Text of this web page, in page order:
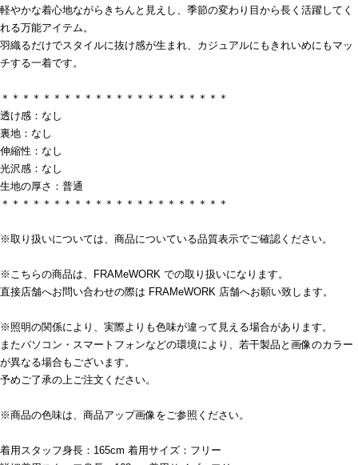
軽やかな着心地ながらきちんと見えし、季節の変わり目から長く活躍してく
れる万能アイテム。
羽織るだけでスタイルに抜け感が生まれ、カジュアルにもきれいめにもマッ
チする一着です。
＊＊＊＊＊＊＊＊＊＊＊＊＊＊＊＊＊＊＊＊＊＊
透け感：なし
裏地：なし
伸縮性：なし
光沢感：なし
生地の厚さ：普通
＊＊＊＊＊＊＊＊＊＊＊＊＊＊＊＊＊＊＊＊＊＊
※取り扱いについては、商品についている品質表示でご確認ください。
※こちらの商品は、FRAMeWORK での取り扱いになります。
直接店舗へお問い合わせの際は FRAMeWORK 店舗へお願い致します。
※照明の関係により、実際よりも色味が違って見える場合があります。
またパソコン・スマートフォンなどの環境により、若干製品と画像のカラー
が異なる場合もございます。
予めご了承の上ご注文ください。
※商品の色味は、商品アップ画像をご参照ください。
着用スタッフ身長：165cm 着用サイズ：フリー